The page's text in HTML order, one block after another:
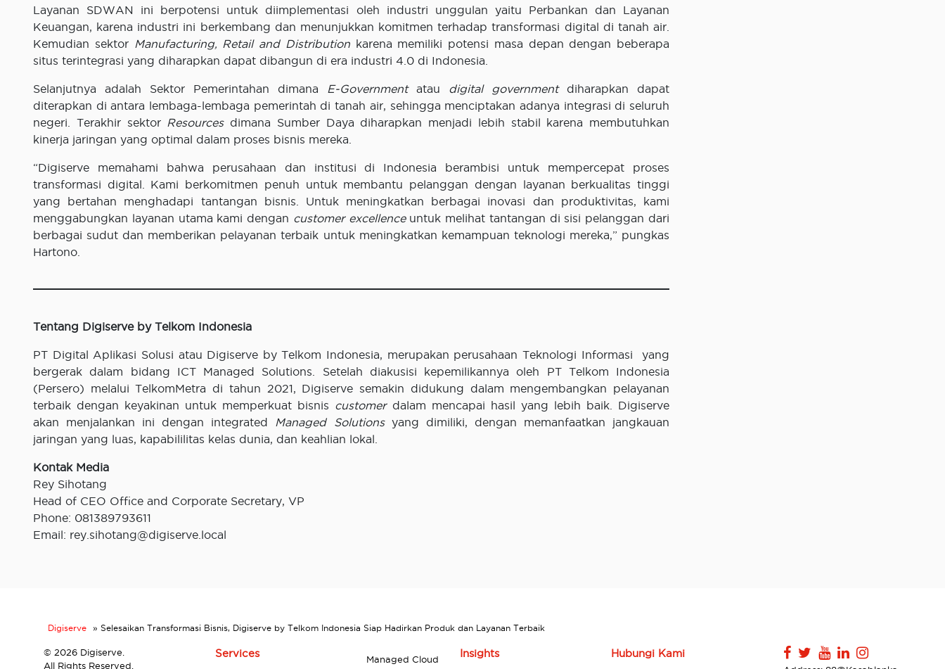
Layanan SDWAN ini berpotensi untuk diimplementasi oleh industri unggulan yaitu Perbankan dan Layanan
Keuangan, karena industri ini berkembang dan menunjukkan komitmen terhadap transformasi digital di tanah air.
Kemudian sektor Manufacturing, Retail and Distributionkarena memiliki potensi masa depan dengan beberapa
situs terintegrasi yang diharapkan dapat dibangun di era industri 4.0 di Indonesia.
Selanjutnya adalah Sektor Pemerintahan dimana E-Governmentatau digital governmentdiharapkan dapat
diterapkan di antara lembaga-lembaga pemerintah di tanah air, sehingga menciptakan adanya integrasi di seluruh
negeri. Terakhir sektor Resourcesdimana Sumber Daya diharapkan menjadi lebih stabil karena membutuhkan
kinerja jaringan yang optimal dalam proses bisnis mereka.
“Digiserve memahami bahwa perusahaan dan institusi di Indonesia berambisi untuk mempercepat proses
transformasi digital. Kami berkomitmen penuh untuk membantu pelanggan dengan layanan berkualitas tinggi
yang bertahan menghadapi tantangan bisnis. Untuk meningkatkan berbagai inovasi dan produktivitas, kami
menggabungkan layanan utama kami dengan customer excellenceuntuk melihat tantangan di sisi pelanggan dari
berbagai sudut dan memberikan pelayanan terbaik untuk meningkatkan kemampuan teknologi mereka,” pungkas
Hartono.
Tentang Digiserve by Telkom Indonesia
PT Digital Aplikasi Solusi atau Digiserve by Telkom Indonesia, merupakan perusahaan Teknologi Informasi yang
bergerak dalam bidang ICT Managed Solutions. Setelah diakusisi kepemilikannya oleh PT Telkom Indonesia
(Persero) melalui TelkomMetra di tahun 2021, Digiserve semakin didukung dalam mengembangkan pelayanan
terbaik dengan keyakinan untuk memperkuat bisnis customerdalam mencapai hasil yang lebih baik. Digiserve
akan menjalankan ini dengan integrated Managed Solutionsyang dimiliki, dengan memanfaatkan jangkauan
jaringan yang luas, kapabililitas kelas dunia, dan keahlian lokal.
Kontak Media
Rey Sihotang
Head of CEO Office and Corporate Secretary, VP
Phone: 081389793611
Email: rey.sihotang@digiserve.local
Digiserve » Selesaikan Transformasi Bisnis, Digiserve by Telkom Indonesia Siap Hadirkan Produk dan Layanan Terbaik
© 2026 Digiserve.
All Rights Reserved.
Services
Managed Cloud
Insights Hubungi Kami